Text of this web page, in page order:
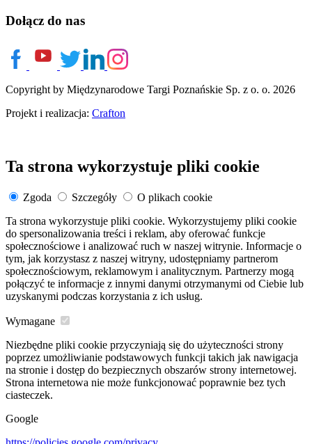
Dołącz do nas
Copyright by Międzynarodowe Targi Poznańskie Sp. z o. o. 2026
Projekt i realizacja: Crafton
Ta strona wykorzystuje pliki cookie
Zgoda Szczegóły
O plikach cookie
Ta strona wykorzystuje pliki cookie. Wykorzystujemy pliki cookie
do spersonalizowania treści i reklam, aby oferować funkcje
społecznościowe i analizować ruch w naszej witrynie. Informacje o
tym, jak korzystasz z naszej witryny, udostępniamy partnerom
społecznościowym, reklamowym i analitycznym. Partnerzy mogą
połączyć te informacje z innymi danymi otrzymanymi od Ciebie lub
uzyskanymi podczas korzystania z ich usług.
Wymagane
Niezbędne pliki cookie przyczyniają się do użyteczności strony
poprzez umożliwianie podstawowych funkcji takich jak nawigacja
na stronie i dostęp do bezpiecznych obszarów strony internetowej.
Strona internetowa nie może funkcjonować poprawnie bez tych
ciasteczek.
Google